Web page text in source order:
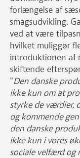
forlængelse af
smagsudvikling.
ved at være
hvilket muliggør
introduktionen af
skiftende
”Den danske
ikke kun om at
styrke de værdier,
og kommende
den danske
ikke kun i vores
sociale velfærd og